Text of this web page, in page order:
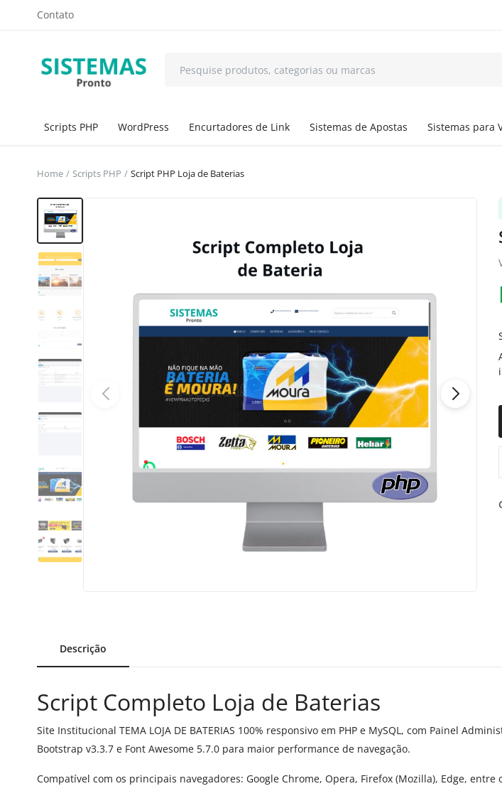
Contato
Scripts PHP WordPress Encurtadores de Link Sistemas de Apostas Sistemas para
Home Scripts PHP Script PHP Loja de Baterias
Descrição
Script Completo Loja de Baterias
Site Institucional TEMA LOJA DE BATERIAS 100% responsivo em PHP e MySQL, com Painel
Bootstrap v3.3.7 e Font Awesome 5.7.0 para maior performance de navegação.
Compatível com os principais navegadores: Google Chrome, Opera, Firefox (Mozilla), Edge, entre